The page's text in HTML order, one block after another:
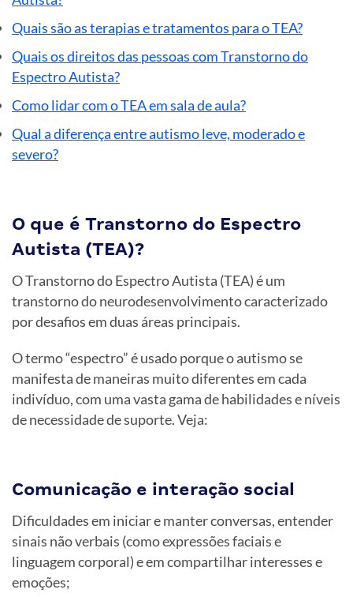
Quais são as terapias e tratamentos para o TEA?
Quais os direitos das pessoas com Transtorno do
Espectro Autista?
Como lidar com o TEA em sala de aula?
Qual a diferença entre autismo leve, moderado e
severo?
O que é Transtorno do Espectro
Autista (TEA)?
O Transtorno do Espectro Autista (TEA) é um
transtorno do neurodesenvolvimento caracterizado
por desafios em duas áreas principais.
O termo “espectro” é usado porque o autismo se
manifesta de maneiras muito diferentes em cada
indivíduo, com uma vasta gama de habilidades e níveis
de necessidade de suporte. Veja:
Comunicação e interação social
Dificuldades em iniciar e manter conversas, entender
sinais não verbais (como expressões faciais e
linguagem corporal) e em compartilhar interesses e
emoções;